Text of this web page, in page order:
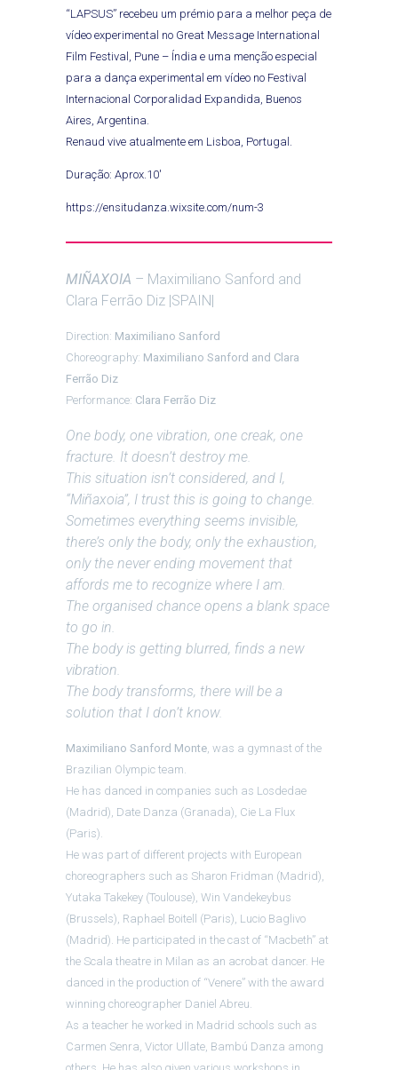
“LAPSUS” recebeu um prémio para a melhor peça de
vídeo experimental no Great Message International
Film Festival, Pune – Índia e uma menção especial
para a dança experimental em vídeo no Festival
Internacional Corporalidad Expandida, Buenos
Aires, Argentina.
Renaud vive atualmente em Lisboa, Portugal.
Duração: Aprox.10′
https://ensitudanza.wixsite.com/num-3
MIÑAXOIA – Maximiliano Sanford and
Clara Ferrão Diz |SPAIN|
Direction: Maximiliano Sanford
Choreography: Maximiliano Sanford and Clara
Ferrão Diz
Performance: Clara Ferrão Diz
One body, one vibration, one creak, one
fracture. It doesn’t destroy me.
This situation isn’t considered, and I,
“Miñaxoia”, I trust this is going to change.
Sometimes everything seems invisible,
there’s only the body, only the exhaustion,
only the never ending movement that
affords me to recognize where I am.
The organised chance opens a blank space
to go in.
The body is getting blurred, finds a new
vibration.
The body transforms, there will be a
solution that I don’t know.
Maximiliano Sanford Monte, was a gymnast of the
Brazilian Olympic team.
He has danced in companies such as Losdedae
(Madrid), Date Danza (Granada), Cie La Flux
(Paris).
He was part of different projects with European
choreographers such as Sharon Fridman (Madrid),
Yutaka Takekey (Toulouse), Win Vandekeybus
(Brussels), Raphael Boitell (Paris), Lucio Baglivo
(Madrid). He participated in the cast of “Macbeth” at
the Scala theatre in Milan as an acrobat dancer. He
danced in the production of “Venere” with the award
winning choreographer Daniel Abreu.
As a teacher he worked in Madrid schools such as
Carmen Senra, Victor Ullate, Bambú Danza among